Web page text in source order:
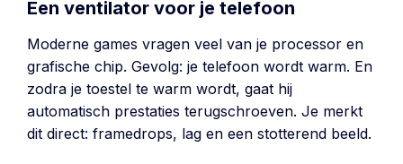
Een ventilator voor je telefoon
Moderne games vragen veel van je processor en
grafische chip. Gevolg: je telefoon wordt warm. En
zodra je toestel te warm wordt, gaat hij
automatisch prestaties terugschroeven. Je merkt
dit direct: framedrops, lag en een stotterend beeld.